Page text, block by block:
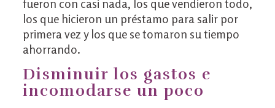
fueron con casi nada, los que vendieron todo,
los que hicieron un préstamo para salir por
primera vez y los que se tomaron su tiempo
ahorrando.
Disminuir los gastos e
incomodarse un poco